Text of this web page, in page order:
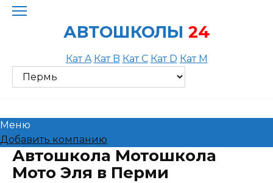
Skip
АВТОШКОЛЫ 24
Кат A Кат B Кат C Кат D Кат M
Меню
Добавить компанию
Автошкола Мотошкола
Мото Эля в Перми